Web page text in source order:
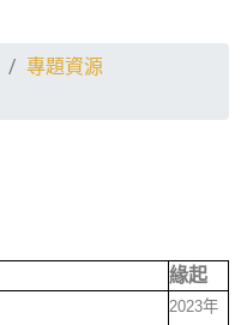
專題資源
緣起
2023年